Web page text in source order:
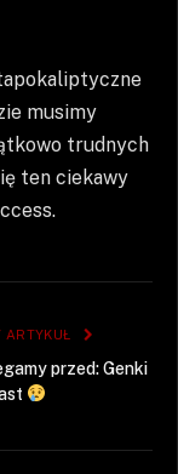
musimy
trudnych
ten ciekawy
ARTYKUŁ
przed: Genki